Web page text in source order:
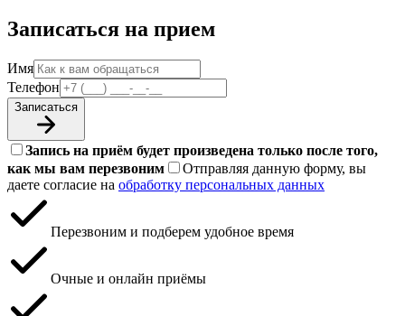
Записаться на прием
Имя
Телефон
Записаться
Запись на приём будет произведена только после того,
как мы вам перезвоним
Отправляя данную форму, вы
даете согласие на обработку персональных данных
Перезвоним и подберем удобное время
Очные и онлайн приёмы